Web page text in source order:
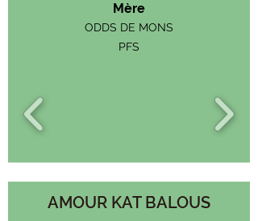
Mère
ODDS DE MONS
PFS
AMOUR KAT BALOUS